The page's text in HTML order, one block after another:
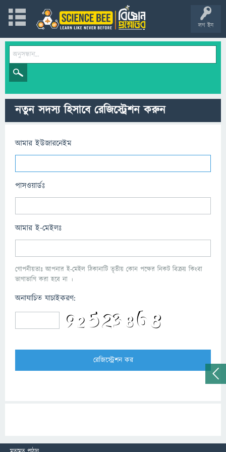
লগ ইন
নতুন সদস্য হিসাবে রেজিস্ট্রেশন করুন
আমার ইউজারনেইম
পাসওয়ার্ডঃ
আমার ই-মেইলঃ
গোপনীয়তাঃ আপনার ই-মেইল ঠিকানাটি তৃতীয় কোন পক্ষের নিকট বিক্রয় কিংবা
ভাগাভাগি করা হবে না ।
অনাযাচিত যাচাইকরণ: